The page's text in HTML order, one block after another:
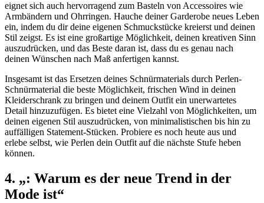
eignet sich auch hervorragend zum Basteln von Accessoires wie
Armbändern und Ohrringen. Hauche deiner Garderobe neues Leben
ein, indem du dir deine eigenen Schmuckstücke kreierst und deinen
Stil zeigst. Es ist eine großartige Möglichkeit, deinen kreativen Sinn
auszudrücken, und das Beste daran ist, dass du es genau nach
deinen Wünschen nach Maß anfertigen kannst.
Insgesamt ist das Ersetzen deines Schnürmaterials durch Perlen-
Schnürmaterial die beste Möglichkeit, frischen Wind in deinen
Kleiderschrank zu bringen und deinem Outfit ein unerwartetes
Detail hinzuzufügen. Es bietet eine Vielzahl von Möglichkeiten, um
deinen eigenen Stil auszudrücken, von minimalistischen bis hin zu
auffälligen Statement-Stücken. Probiere es noch heute aus und
erlebe selbst, wie Perlen dein Outfit auf die nächste Stufe heben
können.
4. „: Warum es der neue Trend in der
Mode ist“